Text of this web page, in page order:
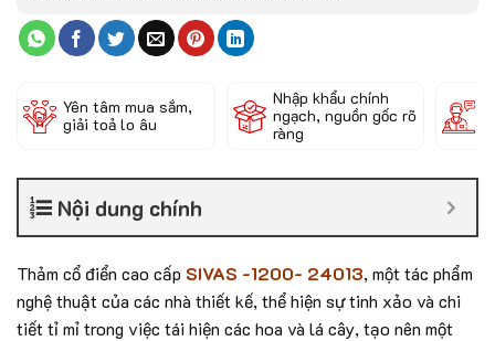
Yên tâm mua sắm,
giải toả lo âu
Nhập khẩu chính
ngạch, nguồn gốc rõ
ràng
Nội dung chính
Thảm cổ điển cao cấp SIVAS -1200- 24013, một tác phẩm
nghệ thuật của các nhà thiết kế, thể hiện sự tinh xảo và chi
tiết tỉ mỉ trong việc tái hiện các hoa và lá cây, tạo nên một